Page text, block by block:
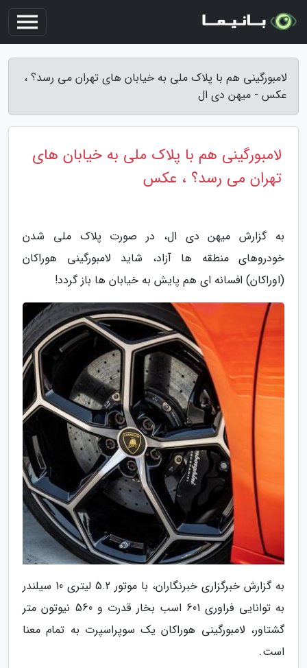
لامبورگینی هم با پلاک ملی به خیابان های تهران می رسد؟ ،
عکس - میهن دی ال
لامبورگینی هم با پلاک ملی به خیابان های
تهران می رسد؟ ، عکس
به گزارش میهن دی ال، در صورت پلاک ملی شدن
خودروهای منطقه ها آزاد، شاید لامبورگینی هوراکان
(اوراکان) افسانه ای هم پایش به خیابان ها باز گردد!
به گزارش خبرگزاری خبرنگاران، با موتور 5.2 لیتری 10 سیلندر
به توانایی فراوری 601 اسب بخار قدرت و 560 نیوتون متر
گشتاور، لامبورگینی هوراکان یک سوپراسپرت به تمام معنا
است.